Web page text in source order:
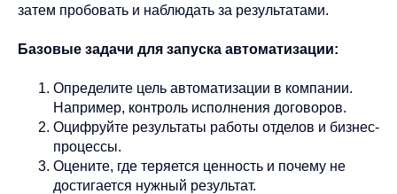
затем пробовать и наблюдать за результатами.
Базовые задачи для запуска автоматизации:
Определите цель автоматизации в компании.
Например, контроль исполнения договоров.
Оцифруйте результаты работы отделов и бизнес-
процессы.
Оцените, где теряется ценность и почему не
достигается нужный результат.